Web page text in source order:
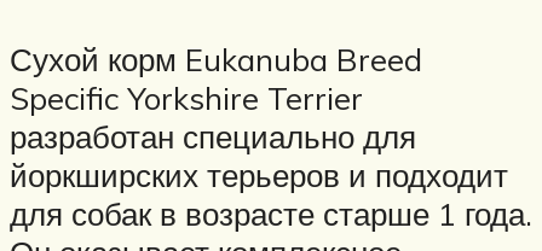
Сухой корм Eukanuba Breed
Specific Yorkshire Terrier
разработан специально для
йоркширских терьеров и подходит
для собак в возрасте старше 1 года.